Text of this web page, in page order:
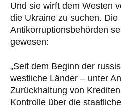
Und sie wirft dem Westen
die Ukraine zu suchen. Die
Antikorruptionsbehörden
gewesen:
„Seit dem Beginn der
westliche Länder – unter
Zurückhaltung von
Kontrolle über die